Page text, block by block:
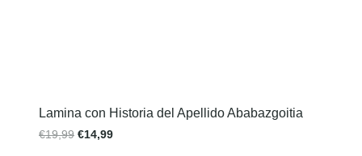
Lamina con Historia del Apellido Ababazgoitia
€19,99 €14,99